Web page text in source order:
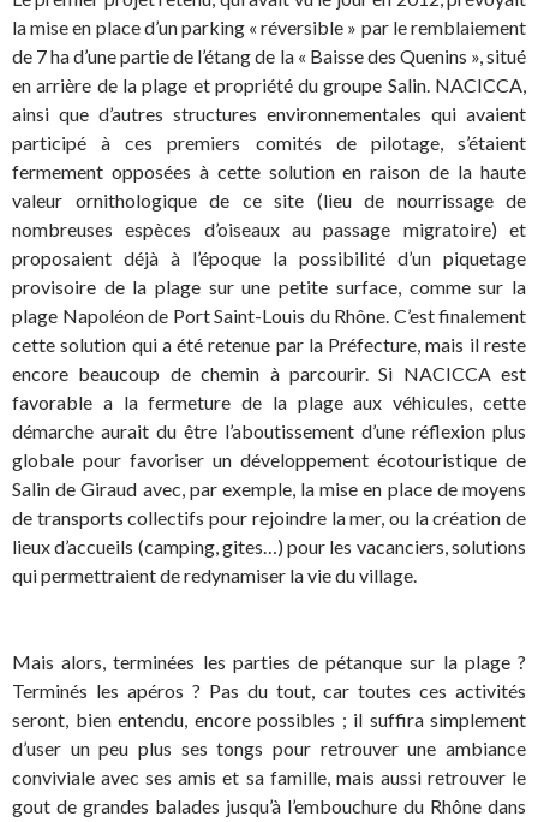
la mise en place d’un parking « réversible » par le remblaiement
de 7 ha d’une partie de l’étang de la « Baisse des Quenins », situé
en arrière de la plage et propriété du groupe Salin. NACICCA,
ainsi que d’autres structures environnementales qui avaient
participé à ces premiers comités de pilotage, s’étaient
fermement opposées à cette solution en raison de la haute
valeur ornithologique de ce site (lieu de nourrissage de
nombreuses espèces d’oiseaux au passage migratoire) et
proposaient déjà à l’époque la possibilité d’un piquetage
provisoire de la plage sur une petite surface, comme sur la
plage Napoléon de Port Saint-Louis du Rhône. C’est finalement
cette solution qui a été retenue par la Préfecture, mais il reste
encore beaucoup de chemin à parcourir. Si NACICCA est
favorable a la fermeture de la plage aux véhicules, cette
démarche aurait du être l’aboutissement d’une réflexion plus
globale pour favoriser un développement écotouristique de
Salin de Giraud avec, par exemple, la mise en place de moyens
de transports collectifs pour rejoindre la mer, ou la création de
lieux d’accueils (camping, gites…) pour les vacanciers, solutions
qui permettraient de redynamiser la vie du village.
Mais alors, terminées les parties de pétanque sur la plage ?
Terminés les apéros ? Pas du tout, car toutes ces activités
seront, bien entendu, encore possibles ; il suffira simplement
d’user un peu plus ses tongs pour retrouver une ambiance
conviviale avec ses amis et sa famille, mais aussi retrouver le
gout de grandes balades jusqu’à l’embouchure du Rhône dans